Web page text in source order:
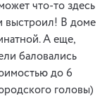
что-то здесь
выстроил! В доме
А еще,
баловались
до 6
головы)